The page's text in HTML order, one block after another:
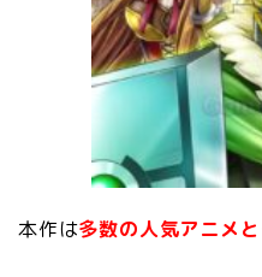
本作は多数の人気アニメ